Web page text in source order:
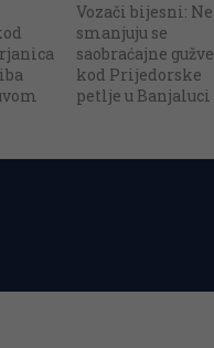
Vozači bijesni: Ne
smanjuju se
saobraćajne gužve
kod Prijedorske
petlje u Banjaluci